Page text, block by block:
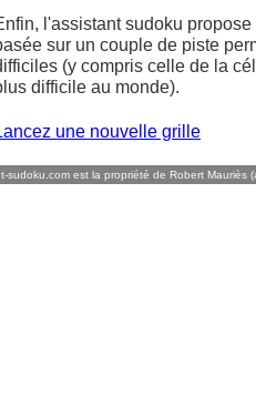
l'assistant sudoku
sur un couple de piste
(y compris celle de la
difficile au monde).
une nouvelle grille
sudoku.com est la propriété de Robert Mauriès